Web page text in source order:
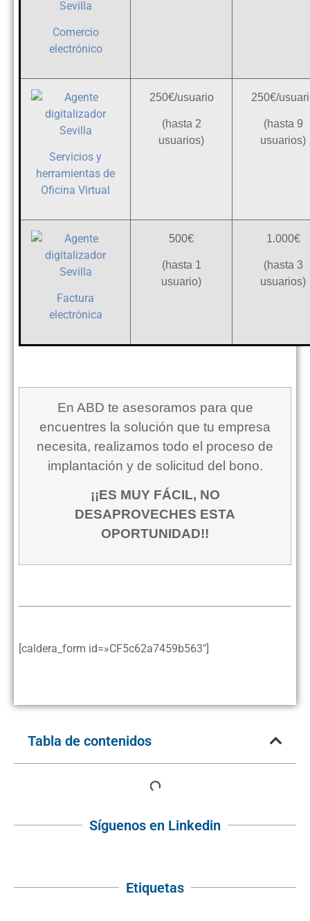
Comercio
electrónico
Servicios y
herramientas de
Oficina Virtual
250€/usuario
(hasta 2
usuarios)
250€/
(hasta 9
usuarios)
Factura
electrónica
500€
(hasta 1
usuario)
1.000€
(hasta 3
usuarios)
En ABD te asesoramos para que
encuentres la solución que tu empresa
necesita, realizamos todo el proceso de
implantación y de solicitud del bono.
¡¡ES MUY FÁCIL, NO
DESAPROVECHES ESTA
OPORTUNIDAD!!
[caldera_form id=»CF5c62a7459b563″]
Tabla de contenidos
Síguenos en Linkedin
Etiquetas